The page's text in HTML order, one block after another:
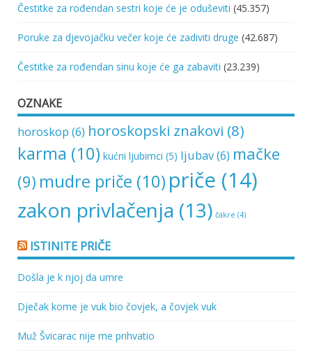
Čestitke za rođendan sestri koje će je oduševiti (45.357)
Poruke za djevojačku večer koje će zadiviti druge (42.687)
Čestitke za rođendan sinu koje će ga zabaviti (23.239)
OZNAKE
horoskop (6) horoskopski znakovi (8)
karma (10) kućni ljubimci (5) ljubav(6) mačke
(9) mudre priče (10) priče (14)
zakon privlačenja (13) čakre (4)
ISTINITE PRIČE
Došla je k njoj da umre
Dječak kome je vuk bio čovjek, a čovjek vuk
Muž Švicarac nije me prihvatio